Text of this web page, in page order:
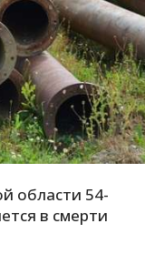
С
Т
области 54-
в смерти